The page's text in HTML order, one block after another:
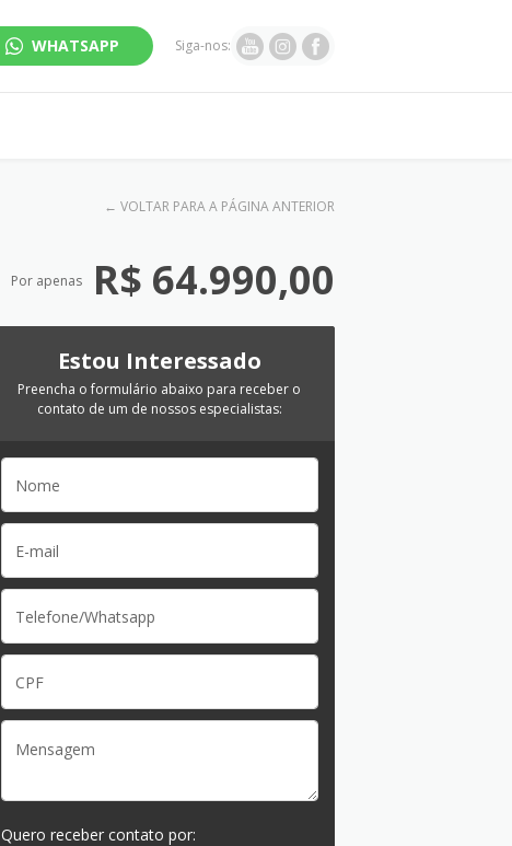
WHATSAPP Siga-nos:
← VOLTAR PARA A PÁGINA ANTERIOR
Por apenas R$ 64.990,00
Estou Interessado
Preencha o formulário abaixo para receber o
contato de um de nossos especialistas:
Quero receber contato por: